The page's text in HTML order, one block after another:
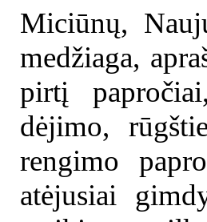
Miciūnų,
medžiaga,
pirtį
dėjimo,
rengimo
atėjusiai